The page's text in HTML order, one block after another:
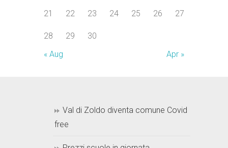
21 22 23 24 25 26 27
28 29
30
« Aug
Apr »
Val di Zoldo diventa comune Covid
free